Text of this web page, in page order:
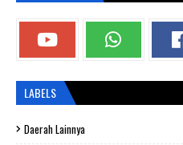
LABELS
Daerah Lainnya